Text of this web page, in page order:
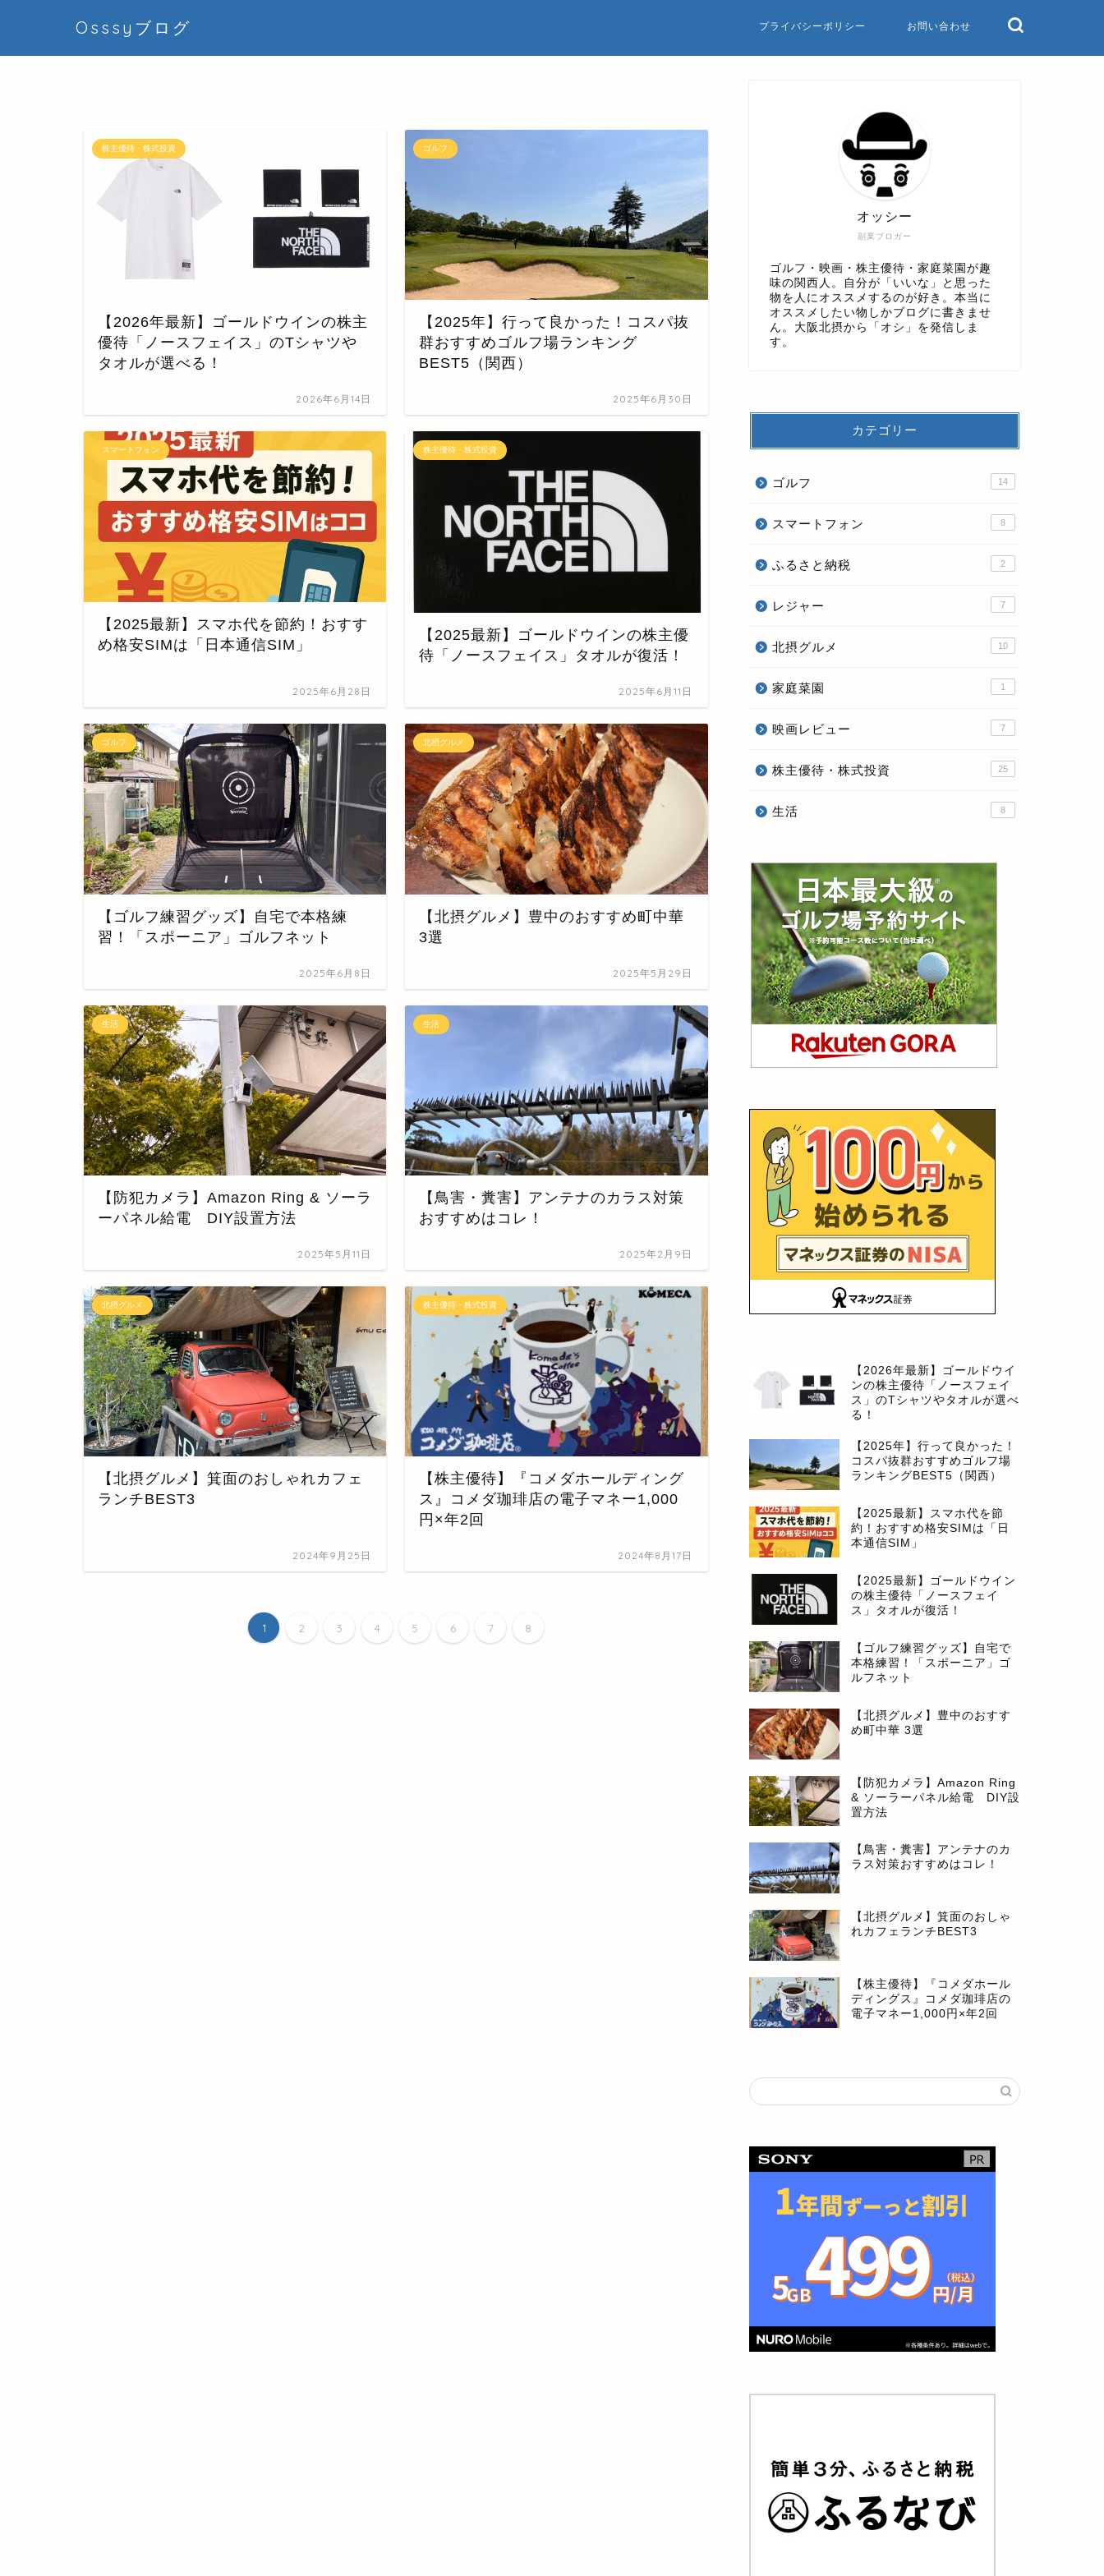
Osssyブログ プライバシーポリシー お問い合わせ
株主優待・株式投資
【2026年最新】ゴールドウインの株主
優待「ノースフェイス」のTシャツや
タオルが選べる！
2026年6月14日
ゴルフ
【2025年】行って良かった！コスパ抜
群おすすめゴルフ場ランキング
BEST5（関西）
2025年6月30日
スマートフォン
【2025最新】スマホ代を節約！おすす
め格安SIMは「日本通信SIM」
2025年6月28日
株主優待・株式投資
【2025最新】ゴールドウインの株主優
待「ノースフェイス」タオルが復活！
2025年6月11日
ゴルフ
【ゴルフ練習グッズ】自宅で本格練
習！「スポーニア」ゴルフネット
2025年6月8日
北摂グルメ
【北摂グルメ】豊中のおすすめ町中華
3選
2025年5月29日
生活
【防犯カメラ】Amazon Ring & ソーラ
ーパネル給電 DIY設置方法
2025年5月11日
生活
【鳥害・糞害】アンテナのカラス対策
おすすめはコレ！
2025年2月9日
北摂グルメ
【北摂グルメ】箕面のおしゃれカフェ
ランチBEST3
2024年9月25日
株主優待・株式投資
【株主優待】『コメダホールディング
ス』コメダ珈琲店の電子マネー1,000
円×年2回
2024年8月17日
1 2 3 4 5 6 7 8
副業ブロガー
オッシー
ゴルフ・映画・株主優待・家庭菜園が趣
味の関西人。自分が「いいな」と思った
物を人にオススメするのが好き。本当に
オススメしたい物しかブログに書きませ
ん。大阪北摂から「オシ」を発信しま
す。
カテゴリー
ゴルフ 14
スマートフォン 8
ふるさと納税 2
レジャー 7
北摂グルメ 10
家庭菜園 1
映画レビュー 7
株主優待・株式投資 25
生活 8
【2026年最新】ゴールドウイ
ンの株主優待「ノースフェイ
ス」のTシャツやタオルが選べ
る！
【2025年】行って良かった！
コスパ抜群おすすめゴルフ場
ランキングBEST5（関西）
【2025最新】スマホ代を節
約！おすすめ格安SIMは「日
本通信SIM」
【2025最新】ゴールドウイン
の株主優待「ノースフェイ
ス」タオルが復活！
【ゴルフ練習グッズ】自宅で
本格練習！「スポーニア」ゴ
ルフネット
【北摂グルメ】豊中のおすす
め町中華 3選
【防犯カメラ】Amazon Ring
& ソーラーパネル給電 DIY設
置方法
【鳥害・糞害】アンテナのカ
ラス対策おすすめはコレ！
【北摂グルメ】箕面のおしゃ
れカフェランチBEST3
【株主優待】『コメダホール
ディングス』コメダ珈琲店の
電子マネー1,000円×年2回